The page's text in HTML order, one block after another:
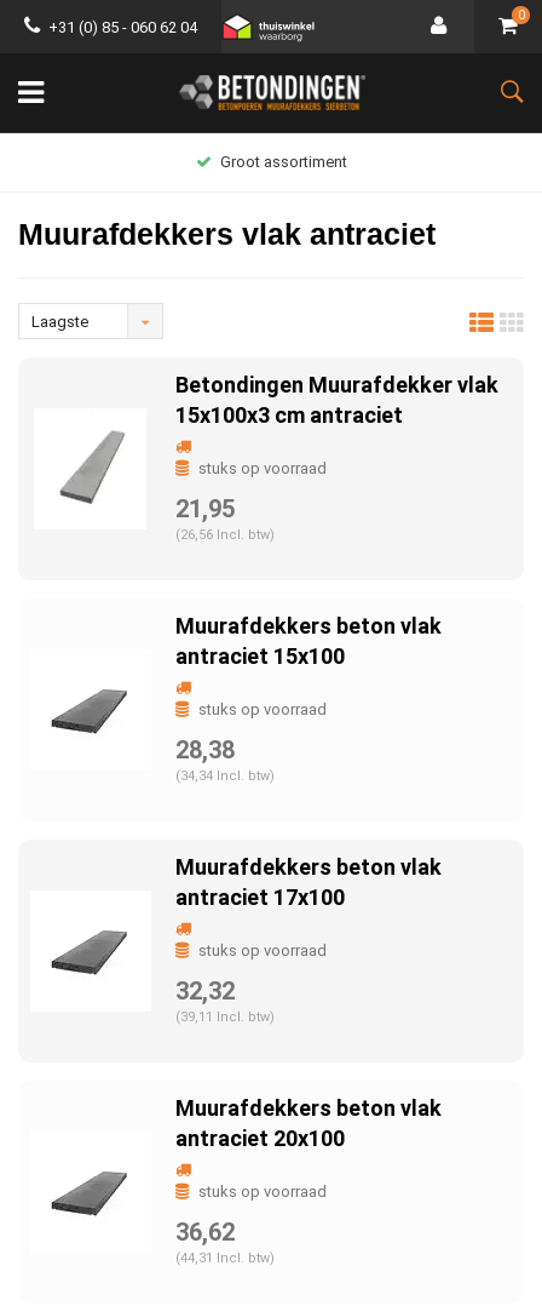
+31 (0) 85 - 060 62 04
0
Groot assortiment
Muurafdekkers vlak antraciet
Laagste
Betondingen Muurafdekker vlak
15x100x3 cm antraciet
stuks op voorraad
21,95
(26,56 Incl. btw)
Muurafdekkers beton vlak
antraciet 15x100
stuks op voorraad
28,38
(34,34 Incl. btw)
Muurafdekkers beton vlak
antraciet 17x100
stuks op voorraad
32,32
(39,11 Incl. btw)
Muurafdekkers beton vlak
antraciet 20x100
stuks op voorraad
36,62
(44,31 Incl. btw)